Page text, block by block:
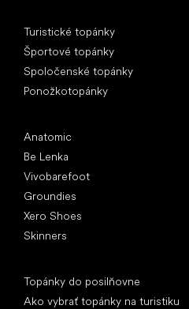
Turistické topánky
Športové topánky
Spoločenské topánky
Ponožkotopánky
Anatomic
Be Lenka
Vivobarefoot
Groundies
Xero Shoes
Skinners
Topánky do posilňovne
Ako vybrať topánky na turistiku